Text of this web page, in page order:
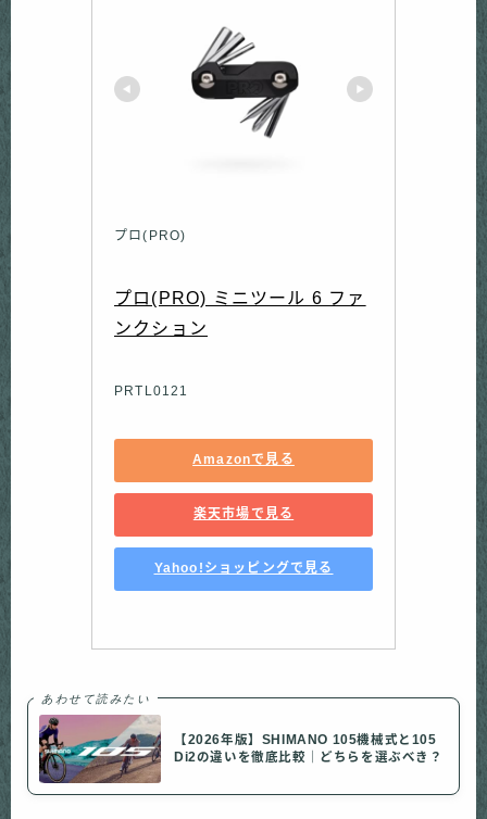
プロ(PRO)
プロ(PRO) ミニツール 6 ファ
ンクション
PRTL0121
Amazonで見る
楽天市場で見る
Yahoo!ショッピングで見る
あわせて読みたい
【2026年版】SHIMANO 105機械式と105
Di2の違いを徹底比較｜どちらを選ぶべき？